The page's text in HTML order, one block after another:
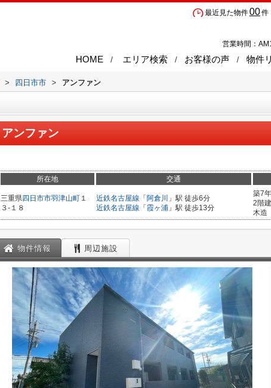
最近見た物件00件
営業時間：
物件
お客様の声
エリア検索
HOME
> 四日市市 > アンファン
アンファン
所在地 交通
三重県四日市市羽津山町 １
３-１８
近鉄名古屋線 「 阿倉川
」駅 徒歩6分
近鉄名古屋線 「 霞ヶ浦 」駅 徒歩13分
築7年
2階建
木造
物件情報 周辺施設